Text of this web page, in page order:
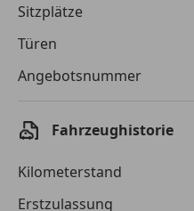
Zu zahlender
Gesamtbetrag
Einberechnete Gebühren
Monatliche Rate
Sitzplätze
Türen
Angebotsnummer
Fahrzeughistorie
Kilometerstand
Erstzulassung